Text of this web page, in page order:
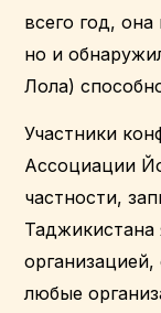
всего год, она
но и
Лола)
Участники
Ассоциации
частности,
Таджикистана
любые